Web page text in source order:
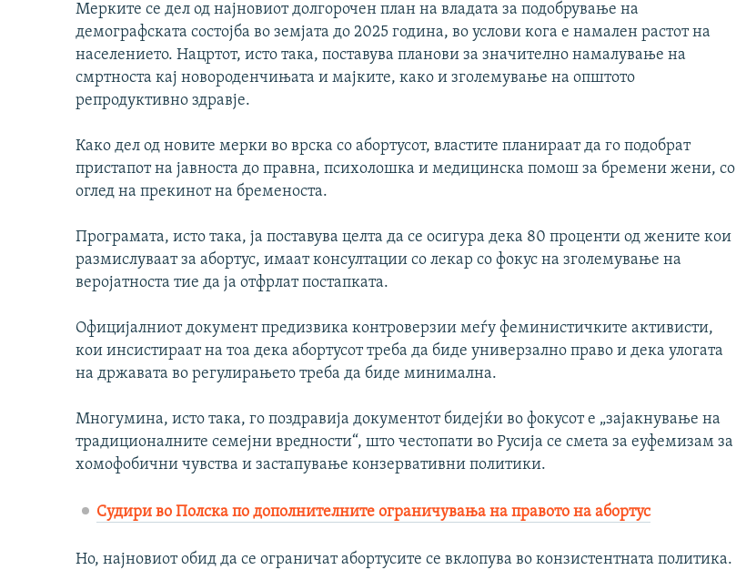
Мерките се дел од најновиот долгорочен план на владата за подобрување на
демографската состојба во земјата до 2025 година, во услови кога е намален растот на
населението. Нацртот, исто така, поставува планови за значително намалување на
смртноста кај новороденчињата и мајките, како и зголемување на општото
репродуктивно здравје.
Како дел од новите мерки во врска со абортусот, властите планираат да го подобрат
пристапот на јавноста до правна, психолошка и медицинска помош за бремени жени, со
оглед на прекинот на бременоста.
Програмата, исто така, ја поставува целта да се осигура дека 80 проценти од жените кои
размислуваат за абортус, имаат консултации со лекар со фокус на зголемување на
веројатноста тие да ја отфрлат постапката.
Официјалниот документ предизвика контроверзии меѓу феминистичките активисти,
кои инсистираат на тоа дека абортусот треба да биде универзално право и дека улогата
на државата во регулирањето треба да биде минимална.
Многумина, исто така, го поздравија документот бидејќи во фокусот е „зајакнување на
традиционалните семејни вредности“, што честопати во Русија се смета за еуфемизам за
хомофобични чувства и застапување конзервативни политики.
Судири во Полска по дополнителните ограничувања на правото на абортус
Но, најновиот обид да се ограничат абортусите се вклопува во конзистентната политика.